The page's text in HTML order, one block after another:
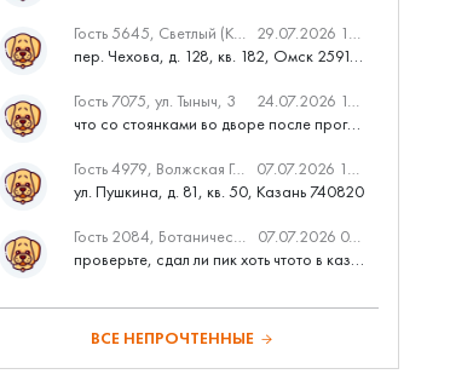
Гость 5645, Светлый (Куюки) 29.07.2026 10:31
пер. Чехова, д. 128, кв. 182, Омск 259145
Гость 7075, ул. Тыныч, 3 24.07.2026 14:01
что со стоянками во дворе после программы наш двор
Гость 4979, Волжская Гавань
07.07.2026 10:53
ул. Пушкина, д. 81, кв. 50, Казань 740820
Гость 2084, Ботаническая 3 (ПИК, бизнес-класс) 07.07.2026 07:28
проверьте, сдал ли пик хоть чтото в казани вовремя?
ВСЕ НЕПРОЧТЕННЫЕ